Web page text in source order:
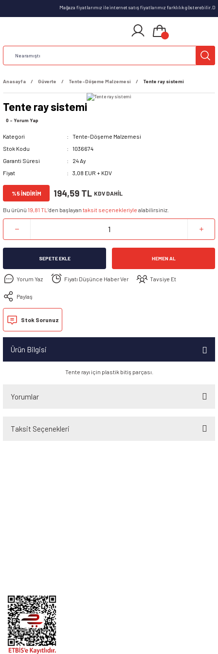
Mağaza fiyatlarımız ile internet satış fiyatlarımız farklılık
Anasayfa Güverte Tente-Döşeme Malzemesi Tente ray sistemi
Tente ray sistemi
0 - Yorum Yap
Kategori
Tente-Döşeme Malzemesi
Stok Kodu
1036674
Garanti Süresi
24 Ay
Fiyat
3,08 EUR + KDV
%5 İNDİRİM 194,59 TL KDV DAHİL
Bu ürünü 19,81 TL ’den başlayan taksit seçenekleriyle alabilirsiniz.
SEPETE EKLE HEMEN AL
Yorum Yaz Fiyatı Düşünce Haber Ver Tavsiye Et
Paylaş
Stok Sorunuz
Ürün Bilgisi
Tente rayı için plastik bitiş parçası.
Yorumlar
Taksit Seçenekleri